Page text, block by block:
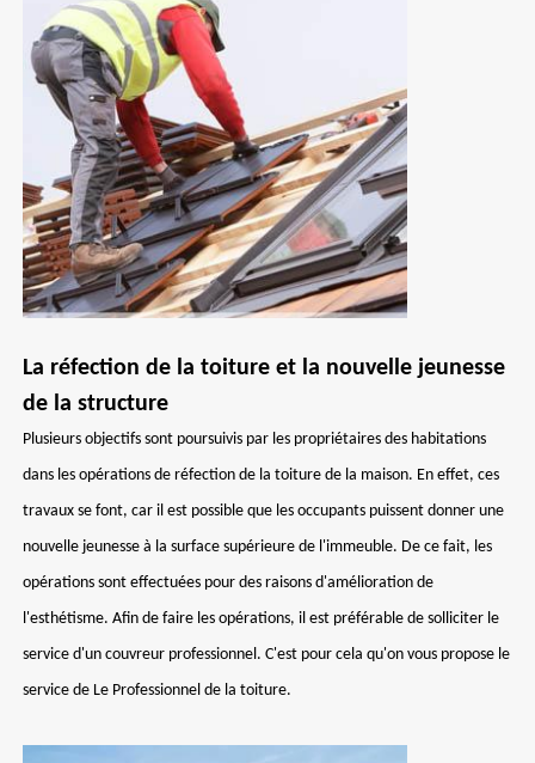
La réfection de la toiture et la nouvelle jeunesse
de la structure
Plusieurs objectifs sont poursuivis par les propriétaires des habitations
dans les opérations de réfection de la toiture de la maison. En effet, ces
travaux se font, car il est possible que les occupants puissent donner une
nouvelle jeunesse à la surface supérieure de l'immeuble. De ce fait, les
opérations sont effectuées pour des raisons d'amélioration de
l'esthétisme. Afin de faire les opérations, il est préférable de solliciter le
service d'un couvreur professionnel. C'est pour cela qu'on vous propose le
service de Le Professionnel de la toiture.